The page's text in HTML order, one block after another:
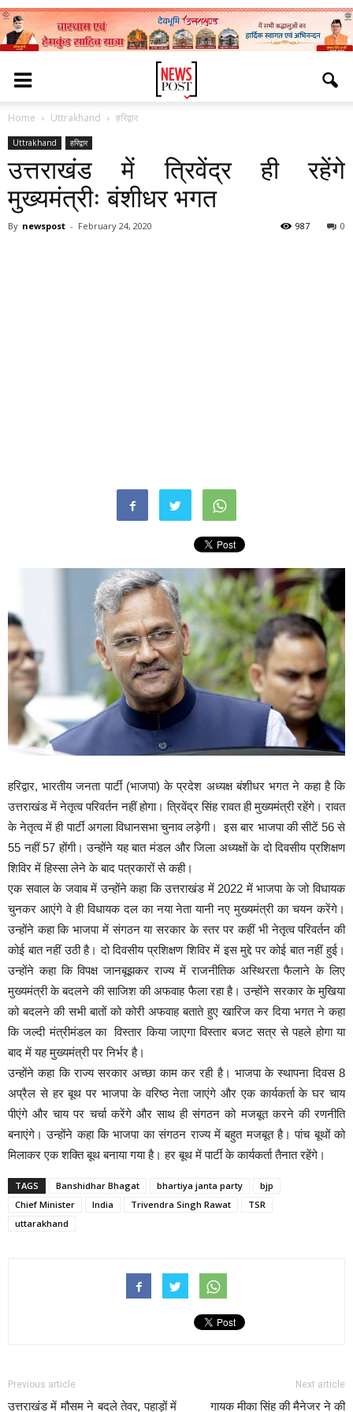
Home Uttrakhand हरिद्वार
Uttrakhand हरिद्वार
उत्तराखंड में त्रिवेंद्र ही रहेंगे
मुख्यमंत्रीः बंशीधर भगत
By newspost - February 24, 2020 0
987
हरिद्वार, भारतीय जनता पार्टी (भाजपा) के प्रदेश अध्यक्ष बंशीधर भगत ने कहा है कि
उत्तराखंड में नेतृत्व परिवर्तन नहीं होगा। त्रिवेंद्र सिंह रावत ही मुख्यमंत्री रहेंगे। रावत
के नेतृत्व में ही पार्टी अगला विधानसभा चुनाव लड़ेगी। इस बार भाजपा की सीटें 56 से
55 नहीं 57 होंगी। उन्होंने यह बात मंडल और जिला अध्यक्षों के दो दिवसीय प्रशिक्षण
शिविर में हिस्सा लेने के बाद पत्रकारों से कही।
एक सवाल के जवाब में उन्होंने कहा कि उत्तराखंड में 2022 में भाजपा के जो विधायक
चुनकर आएंगे वे ही विधायक दल का नया नेता यानी नए मुख्यमंत्री का चयन करेंगे।
उन्होंने कहा कि भाजपा में संगठन या सरकार के स्तर पर कहीं भी नेतृत्व परिवर्तन की
कोई बात नहीं उठी है। दो दिवसीय प्रशिक्षण शिविर में इस मुद्दे पर कोई बात नहीं हुई।
उन्होंने कहा कि विपक्ष जानबूझकर राज्य में राजनीतिक अस्थिरता फैलाने के लिए
मुख्यमंत्री के बदलने की साजिश की अफवाह फैला रहा है। उन्होंने सरकार के मुखिया
को बदलने की सभी बातों को कोरी अफवाह बताते हुए खारिज कर दिया भगत ने कहा
कि जल्दी मंत्रीमंडल का विस्तार किया जाएगा विस्तार बजट सत्र से पहले होगा या
बाद में यह मुख्यमंत्री पर निर्भर है।
उन्होंने कहा कि राज्य सरकार अच्छा काम कर रही है। भाजपा के स्थापना दिवस 8
अप्रैल से हर बूथ पर भाजपा के वरिष्ठ नेता जाएंगे और एक कार्यकर्ता के घर चाय
पीएंगे और चाय पर चर्चा करेंगे और साथ ही संगठन को मजबूत करने की रणनीति
बनाएंगे। उन्होंने कहा कि भाजपा का संगठन राज्य में बहुत मजबूत है। पांच बूथों को
मिलाकर एक शक्ति बूथ बनाया गया है। हर बूथ में पार्टी के कार्यकर्ता तैनात रहेंगे।
TAGS Banshidhar Bhagat bhartiya janta party
bjp
Chief Minister
India Trivendra Singh Rawat
TSR
uttarakhand
Previous article
उत्तराखंड में मौसम ने बदले तेवर, पहाड़ों में
Next article
गायक मीका सिंह की मैनेजर ने की